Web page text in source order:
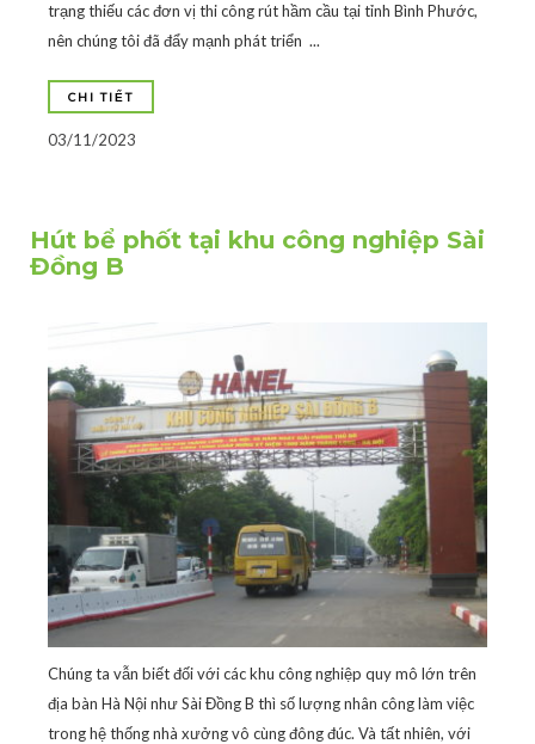
trạng thiếu các đơn vị thi công rút hầm cầu tại tỉnh Bình Phước,
nên chúng tôi đã đẩy mạnh phát triển ...
CHI TIẾT
03/11/2023
Hút bể phốt tại khu công nghiệp Sài
Đồng B
Chúng ta vẫn biết đối với các khu công nghiệp quy mô lớn trên
địa bàn Hà Nội như Sài Đồng B thì số lượng nhân công làm việc
trong hệ thống nhà xưởng vô cùng đông đúc. Và tất nhiên, với